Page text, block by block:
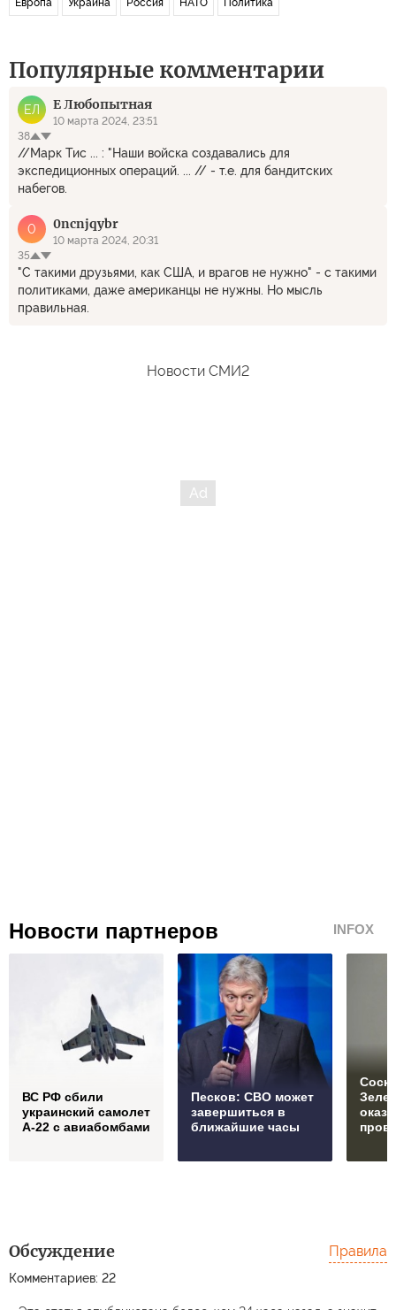
Европа Украина Россия НАТО Политика
Популярные комментарии
ЕЛ Е Любопытная
10 марта 2024, 23:51
38
//Марк Тис ... : "Наши войска создавались для
экспедиционных операций. ... // - т.е. для бандитских
набегов.
0 0ncnjqybr
10 марта 2024, 20:31
35
"С такими друзьями, как США, и врагов не нужно" - с такими
политиками, даже американцы не нужны. Но мысль
правильная.
Новости СМИ2
Новости партнеров INFOX
ВС РФ сбили
украинский самолет
А-22 с авиабомбами
Песков: СВО может
завершиться в
ближайшие часы
Обсуждение
Комментариев: 22
Правила